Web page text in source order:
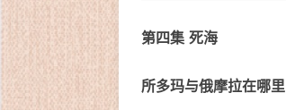
第四集 死海
所多玛与俄摩拉在哪里